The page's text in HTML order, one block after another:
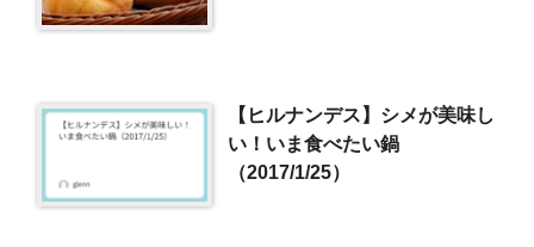
【ヒルナンデス】シメが美味し
い！いま食べたい鍋
（2017/1/25）